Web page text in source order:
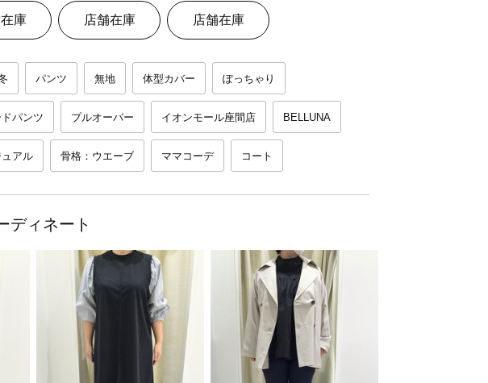
庫 店舗在庫 店舗在庫
パンツ 無地 体型カバー ぽっちゃり
パンツ プルオーバー イオンモール座間店 BELLUNA
アル 骨格：ウエーブ ママコーデ コート
ディネート